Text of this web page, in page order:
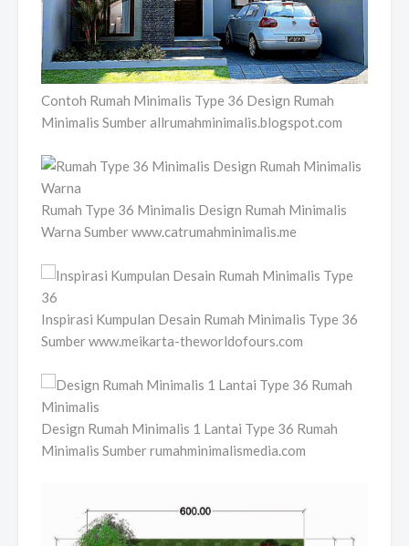
Contoh Rumah Minimalis Type 36 Design Rumah
Minimalis Sumber allrumahminimalis.blogspot.com
Rumah Type 36 Minimalis Design Rumah Minimalis
Warna Sumber www.catrumahminimalis.me
Inspirasi Kumpulan Desain Rumah Minimalis Type 36
Sumber www.meikarta-theworldofours.com
Design Rumah Minimalis 1 Lantai Type 36 Rumah
Minimalis Sumber rumahminimalismedia.com